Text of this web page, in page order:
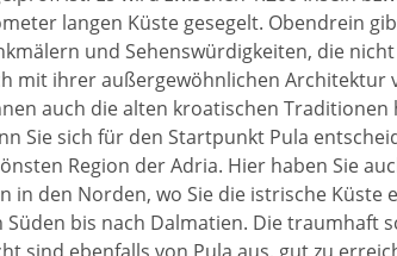
langen Küste gesegelt. Obendrein
und Sehenswürdigkeiten, die
mit ihrer außergewöhnlichen Architektur
auch die alten kroatischen
Sie sich für den Startpunkt Pula
Region der Adria. Hier haben Sie
in den Norden, wo Sie die istrische Küste
Süden bis nach Dalmatien. Die traumhaft